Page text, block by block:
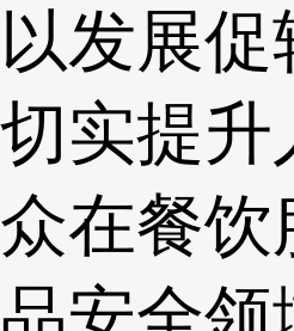
以发展促
切实提升
众在餐饮